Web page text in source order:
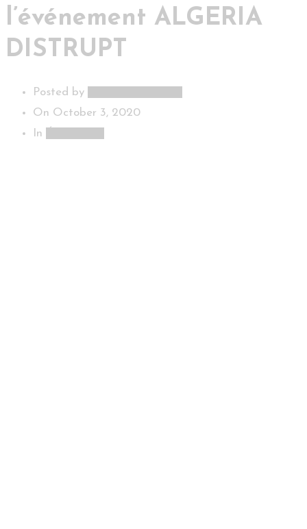
l’événement ALGERIA
DISTRUPT
Posted by
On October 3, 2020
In